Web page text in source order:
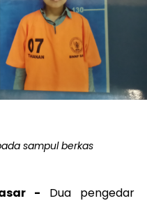
sampul berkas
- Dua pengedar